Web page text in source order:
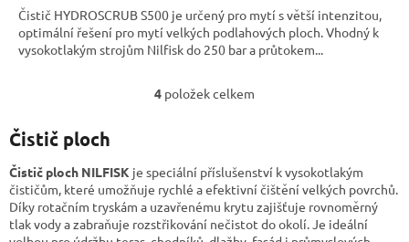
Čistič HYDROSCRUB S500 je určený pro mytí s větší intenzitou,
optimální řešení pro mytí velkých podlahových ploch. Vhodný k
vysokotlakým strojům Nilfisk do 250 bar a průtokem...
O
d
a
c
í
4 položek celkem
Čistič ploch
Čistič ploch NILFISK je speciální příslušenství k vysokotlakým
čističům, které umožňuje rychlé a efektivní čištění velkých povrchů.
Díky rotačním tryskám a uzavřenému krytu zajišťuje rovnoměrný
tlak vody a zabraňuje rozstřikování nečistot do okolí. Je ideální